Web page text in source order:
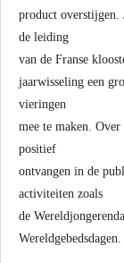
product overstijgen.
de leiding
van de Franse
jaarwisseling een
vieringen
mee te maken.
positief
ontvangen in de
activiteiten zoals
de
Wereldgebedsdagen.